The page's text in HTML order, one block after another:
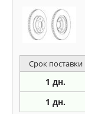
Срок поставки
1 дн.
1 дн.